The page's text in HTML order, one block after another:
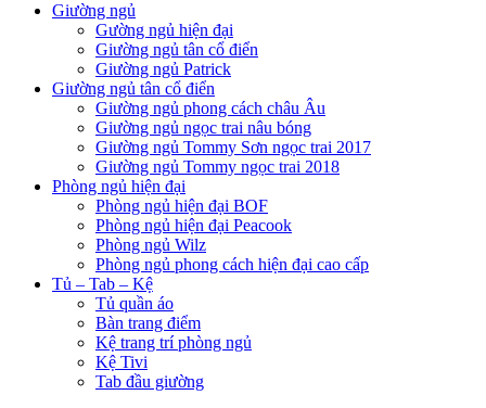
Giường ngủ
Gường ngủ hiện đại
Giường ngủ tân cổ điển
Giường ngủ Patrick
Giường ngủ tân cổ điển
Giường ngủ phong cách châu Âu
Giường ngủ ngọc trai nâu bóng
Giường ngủ Tommy Sơn ngọc trai 2017
Giường ngủ Tommy ngọc trai 2018
Phòng ngủ hiện đại
Phòng ngủ hiện đại BOF
Phòng ngủ hiện đại Peacook
Phòng ngủ Wilz
Phòng ngủ phong cách hiện đại cao cấp
Tủ – Tab – Kệ
Tủ quần áo
Bàn trang điểm
Kệ trang trí phòng ngủ
Kệ Tivi
Tab đầu giường